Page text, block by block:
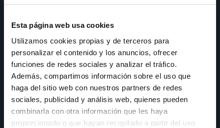
Esta página web usa cookies
Utilizamos cookies propias y de terceros para
personalizar el contenido y los anuncios, ofrecer
funciones de redes sociales y analizar el tráfico.
Además, compartimos información sobre el uso que
haga del sitio web con nuestros partners de redes
sociales, publicidad y análisis web, quienes pueden
combinarla con otra información que les haya
proporcionado o que hayan recopilado a partir del uso
Carles Marco, en la previa al tercer partido de
cuartos de final de Playoff entre Hestia Menorca y
Leyma Coruña de este viernes 22 de mayo a las
21:00: «Ojalá compitamos y podamos ganar, y dejar
la serie lista»